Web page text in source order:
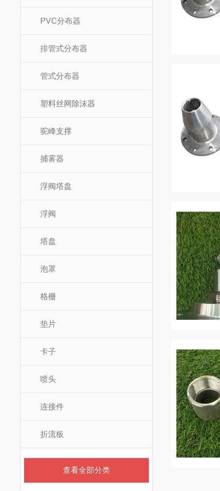
PVC分布器
排管式分布器
管式分布器
塑料丝网除沫器
驼峰支撑
捕雾器
浮阀塔盘
浮阀
塔盘
泡罩
格栅
垫片
卡子
喷头
连接件
折流板
查看全部分类